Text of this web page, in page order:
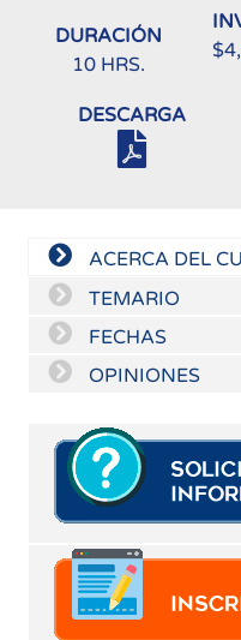
DURACIÓN
10 HRS.
DESCARGA
ACERCA DEL
TEMARIO
FECHAS
OPINIONES